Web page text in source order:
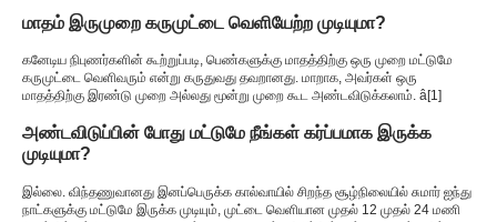
மாதம் இருமுறை கருமுட்டை வெளியேற்ற முடியுமா?
கனேடிய நிபுணர்களின் கூற்றுப்படி, பெண்களுக்கு மாதத்திற்கு ஒரு முறை மட்டுமே
கருமுட்டை வெளிவரும் என்று கருதுவது தவறானது. மாறாக, அவர்கள் ஒரு
மாதத்திற்கு இரண்டு முறை அல்லது மூன்று முறை கூட அண்டவிடுக்கலாம். â[1]
அண்டவிடுப்பின் போது மட்டுமே நீங்கள் கர்ப்பமாக இருக்க
முடியுமா?
இல்லை. விந்தணுவானது இனப்பெருக்க கால்வாயில் சிறந்த சூழ்நிலையில் சுமார் ஐந்து
நாட்களுக்கு மட்டுமே இருக்க முடியும், முட்டை வெளியான முதல் 12 முதல் 24 மணி